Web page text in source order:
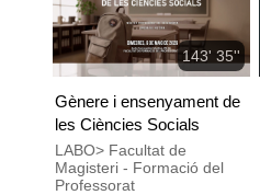
143' 35''
Gènere i ensenyament de
les Ciències Socials
LABO> Facultat de
Magisteri - Formació del
Professorat